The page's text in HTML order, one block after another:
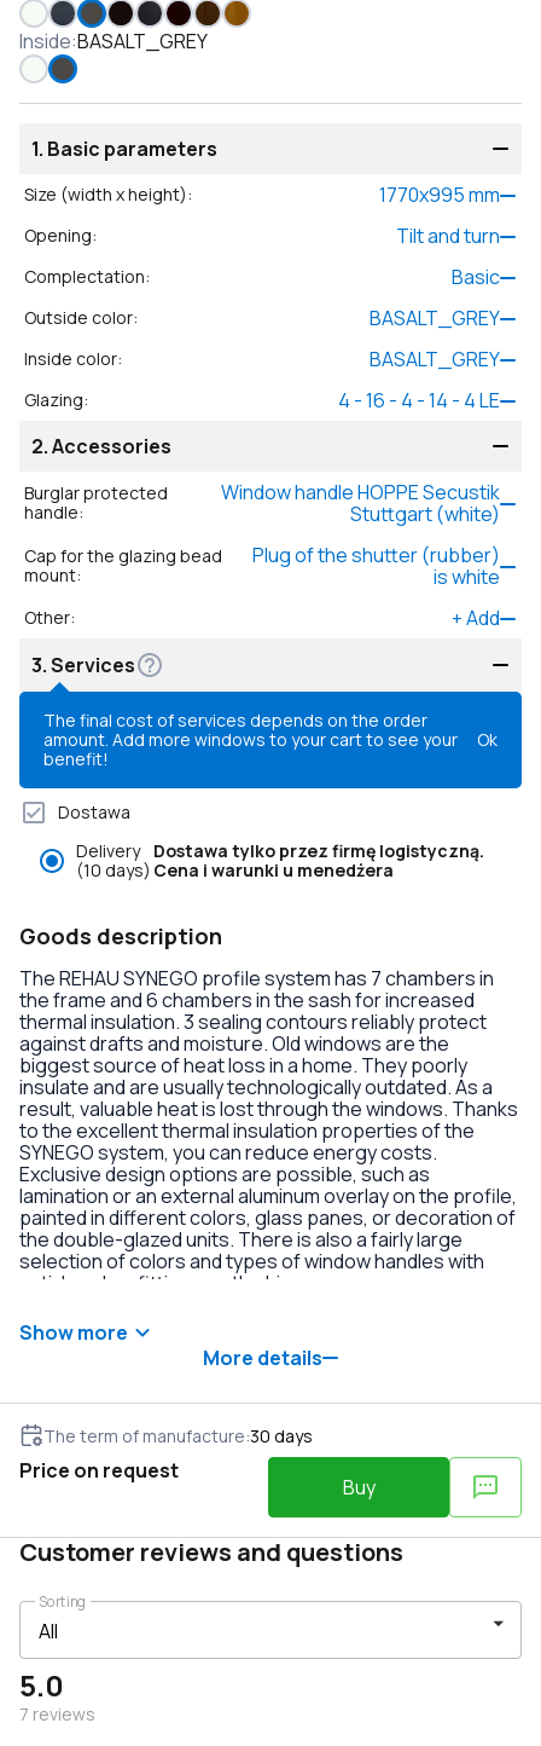
Inside:BASALT_GREY
1. Basic parameters
Size (width x height): 1770x995mm
Opening: Tilt and turn
Complectation: Basic
Outside color: BASALT_GREY
Inside color: BASALT_GREY
Glazing:
4 - 16 - 4 - 14 - 4 LE
2.Accessories
Burglar protected
handle:
Window handle HOPPE Secustik
Stuttgart (white)
Cap for the glazing bead
mount:
Plug of the shutter (rubber)
is white
Other: +Add
3.Services
The final cost of services depends on the order
amount. Add more windows to your cart to see your
benefit!
Ok
Dostawa
Delivery
(10 days)
Dostawa tylko przez firmę logistyczną.
Cena i warunki u menedżera
Goods description
The REHAU SYNEGO profile system has 7 chambers in
the frame and 6 chambers in the sash for increased
thermal insulation. 3 sealing contours reliably protect
against drafts and moisture. Old windows are the
biggest source of heat loss in a home. They poorly
insulate and are usually technologically outdated. As a
result, valuable heat is lost through the windows. Thanks
to the excellent thermal insulation properties of the
SYNEGO system, you can reduce energy costs.
Exclusive design options are possible, such as
lamination or an external aluminum overlay on the profile,
painted in different colors, glass panes, or decoration of
the double-glazed units. There is also a fairly large
selection of colors and types of window handles with
anti-burglary fittings on the hinges.
Show more
More details
The term of manufacture:30 days
Price on request
Buy
Customer reviews and questions
5.0
7 reviews
Sorting